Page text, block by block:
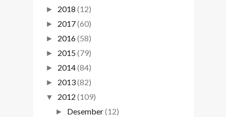
► 2018 (12)
► 2017(60)
► 2016(58)
► 2015(79)
► 2014(84)
► 2013(82)
▼ 2012 (109)
► Desember(12)